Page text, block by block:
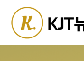
content